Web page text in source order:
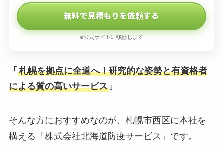
無料で見積もりを依頼する
※公式サイトに移動します
「 札幌を拠点に全道へ！研究的な姿勢と有資格者
による質の高いサービス」
そんな方におすすめなのが、札幌市西区に本社を
構える「株式会社北海道防疫サービス」です。